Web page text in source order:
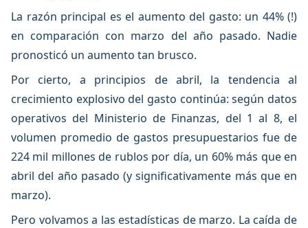
La razón principal es el aumento del gasto: un 44% (!)
en comparación con marzo del año pasado. Nadie
pronosticó un aumento tan brusco.
Por cierto, a principios de abril, la tendencia al
crecimiento explosivo del gasto continúa: según datos
operativos del Ministerio de Finanzas, del 1 al 8, el
volumen promedio de gastos presupuestarios fue de
224 mil millones de rublos por día, un 60% más que en
abril del año pasado (y significativamente más que en
marzo).
Pero volvamos a las estadísticas de marzo. La caída de